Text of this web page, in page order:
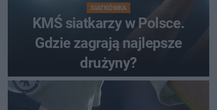
SIATKÓWKA
KMŚ siatkarzy w Polsce.
Gdzie zagrają najlepsze
drużyny?